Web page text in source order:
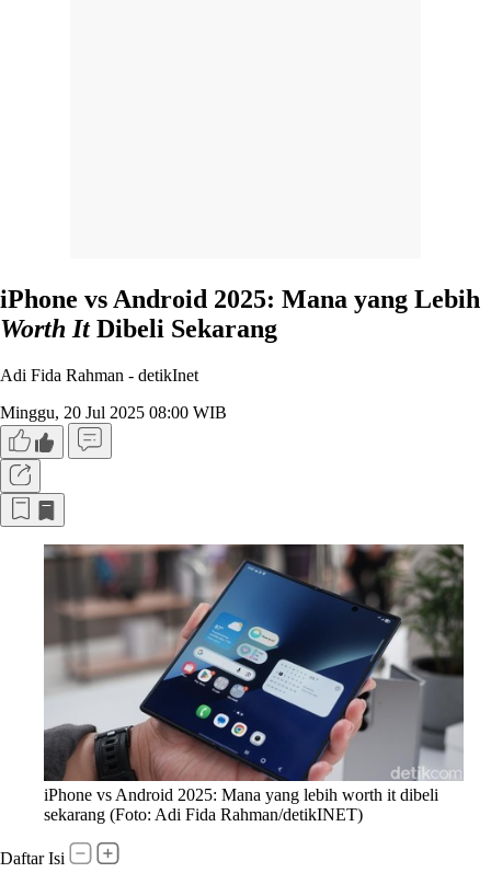
iPhone vs Android 2025: Mana yang Lebih
Worth ItDibeli Sekarang
Adi Fida Rahman - detikInet
Minggu, 20 Jul 2025 08:00 WIB
iPhone vs Android 2025: Mana yang lebih worth it dibeli
sekarang (Foto: Adi Fida Rahman/detikINET)
Daftar Isi